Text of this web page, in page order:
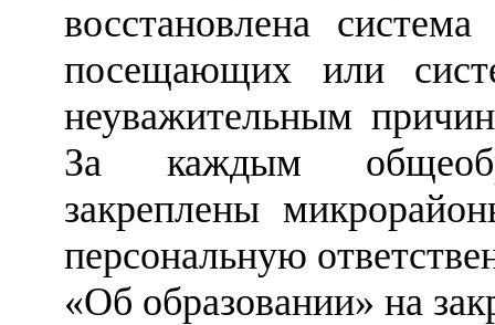
восстановлена
посещающих или
неуважительным
За каждым
закреплены
персональную
«Об образовании» на